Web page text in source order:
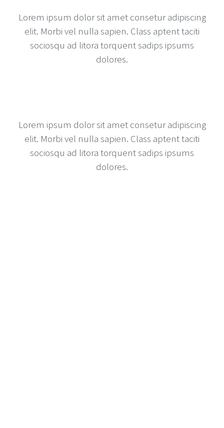
Lorem ipsum dolor sit amet consetur adipiscing
elit. Morbi vel nulla sapien. Class aptent taciti
sociosqu ad litora torquent sadips ipsums
dolores.
Lorem ipsum dolor sit amet consetur adipiscing
elit. Morbi vel nulla sapien. Class aptent taciti
sociosqu ad litora torquent sadips ipsums
dolores.